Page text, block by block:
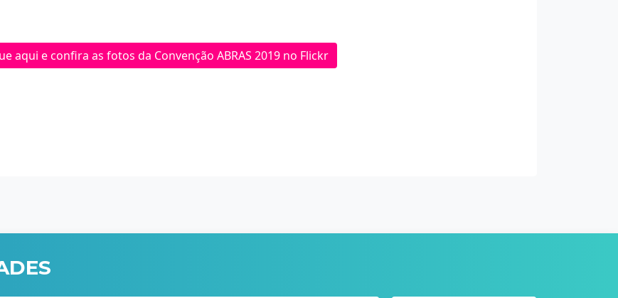
aqui e confira as fotos da Convenção ABRAS 2019 no Flickr